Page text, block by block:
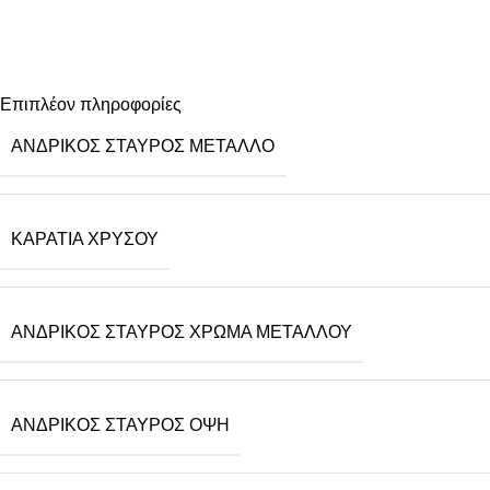
Επιπλέον πληροφορίες
ΑΝΔΡΙΚΌΣ ΣΤΑΥΡΌΣ ΜΈΤΑΛΛΟ
ΚΑΡΆΤΙΑ ΧΡΥΣΟΎ
ΑΝΔΡΙΚΌΣ ΣΤΑΥΡΌΣ ΧΡΏΜΑ ΜΕΤΆΛΛΟΥ
ΑΝΔΡΙΚΌΣ ΣΤΑΥΡΌΣ ΌΨΗ